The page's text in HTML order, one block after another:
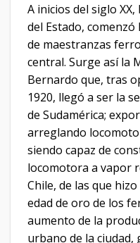
A inicios del siglo
del Estado,
de maestranzas
central. Surge así la
Bernardo que, tras
1920, llegó a ser la
de Sudamérica;
arreglando
siendo capaz de
locomotora a vapor
Chile, de las que
edad de oro de los
aumento de la
urbano de la ciudad,